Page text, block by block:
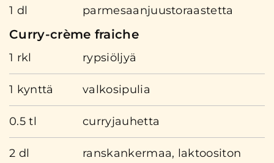
1 dl parmesaanjuustoraastetta
Curry-crème fraiche
1 rkl rypsiöljyä
1 kynttä valkosipulia
0.5 tl curryjauhetta
2 dl ranskankermaa, laktoositon